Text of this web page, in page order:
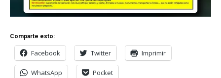
Comparte esto:
Facebook Twitter Imprimir
WhatsApp Pocket